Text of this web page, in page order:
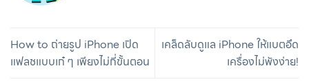
How to ถ่ายรูป iPhone เปิด
แฟลชแบบเก๋ ๆ เพียงไม่กี่ขั้นตอน
เคล็ดลับดูแล iPhone ให้แบตอึด
เครื่องไม่พังง่าย!